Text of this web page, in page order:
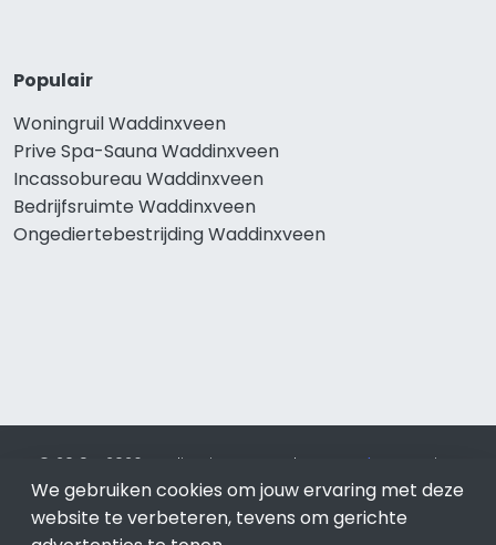
Populair
Woningruil Waddinxveen
Prive Spa-Sauna Waddinxveen
Incassobureau Waddinxveen
Bedrijfsruimte Waddinxveen
Ongediertebestrijding Waddinxveen
© 2019 - 2026 Realisatie en SEO door SEO-bureau
Lion
Internet. Betaal alleen voor bewezen resultaten?SEO
optimalisatie No Cure No Pay.Waddinxveenis onderdeel
van Lion Internet.
We gebruiken cookies om jouw ervaring met deze
website te verbeteren, tevens om gerichte